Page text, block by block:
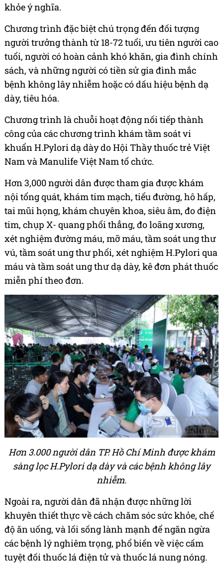
khỏe ý nghĩa.
Chương trình đặc biệt chú trọng đến đối tượng
người trưởng thành từ 18-72 tuổi, ưu tiên người cao
tuổi, người có hoàn cảnh khó khăn, gia đình chính
sách, và những người có tiền sử gia đình mắc
bệnh không lây nhiễm hoặc có dấu hiệu bệnh dạ
dày, tiêu hóa.
Chương trình là chuỗi hoạt động nối tiếp thành
công của các chương trình khám tầm soát vi
khuẩn H.Pylori dạ dày do Hội Thầy thuốc trẻ Việt
Nam và Manulife Việt Nam tổ chức.
Hơn 3,000 người dân được tham gia được khám
nội tổng quát, khám tim mạch, tiểu đường, hô hấp,
tai mũi họng, khám chuyên khoa, siêu âm, đo điện
tim, chụp X- quang phổi thẳng, đo loãng xương,
xét nghiệm đường máu, mỡ máu, tầm soát ung thư
vú, tầm soát ung thư phổi, xét nghiệm H.Pylori qua
máu và tầm soát ung thư dạ dày, kê đơn phát thuốc
miễn phí theo đơn.
Hơn 3.000 người dân TP. Hồ Chí Minh được khám
sàng lọc H.Pylori dạ dày và các bệnh không lây
nhiễm.
Ngoài ra, người dân đã nhận được những lời
khuyên thiết thực về cách chăm sóc sức khỏe, chế
độ ăn uống, và lối sống lành mạnh để ngăn ngừa
các bệnh lý nghiêm trọng, phổ biến về việc cấm
tuyệt đối thuốc lá điện tử và thuốc lá nung nóng.